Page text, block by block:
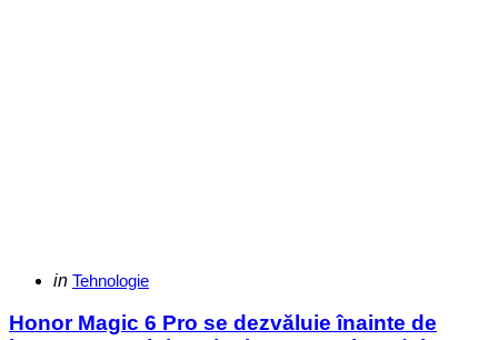
Categories
Posted
in Tehnologie
Honor Magic 6 Pro se dezvăluie înainte de